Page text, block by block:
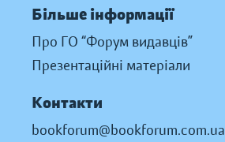
Більше інформації
Про ГО “Форум видавців”
Презентаційні матеріали
Контакти
bookforum@bookforum.com.ua